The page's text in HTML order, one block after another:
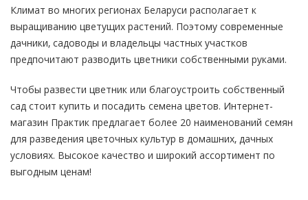
Климат во многих регионах Беларуси располагает к
выращиванию цветущих растений. Поэтому современные
дачники, садоводы и владельцы частных участков
предпочитают разводить цветники собственными руками.
Чтобы развести цветник или благоустроить собственный
сад стоит купить и посадить семена цветов. Интернет-
магазин Практик предлагает более 20 наименований семян
для разведения цветочных культур в домашних, дачных
условиях. Высокое качество и широкий ассортимент по
выгодным ценам!